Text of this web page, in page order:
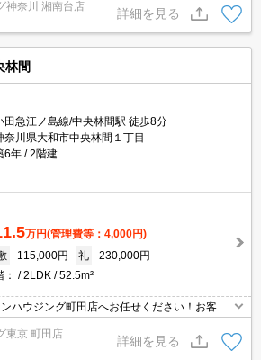
神奈川 湘南台店
詳細を見る
林間
田急江ノ島線/中央林間駅 徒歩8分
奈川県大和市中央林間１丁目
6年
2階建
万円(管理費等：4,000円)
115,000円 礼
230,000円
：
2LDK 52.5m²
ハウジング町田店へお任せください！お客様
お部屋をご紹介可能です！！お引越しのプロ
ていただきます！！★
東京 町田店
詳細を見る